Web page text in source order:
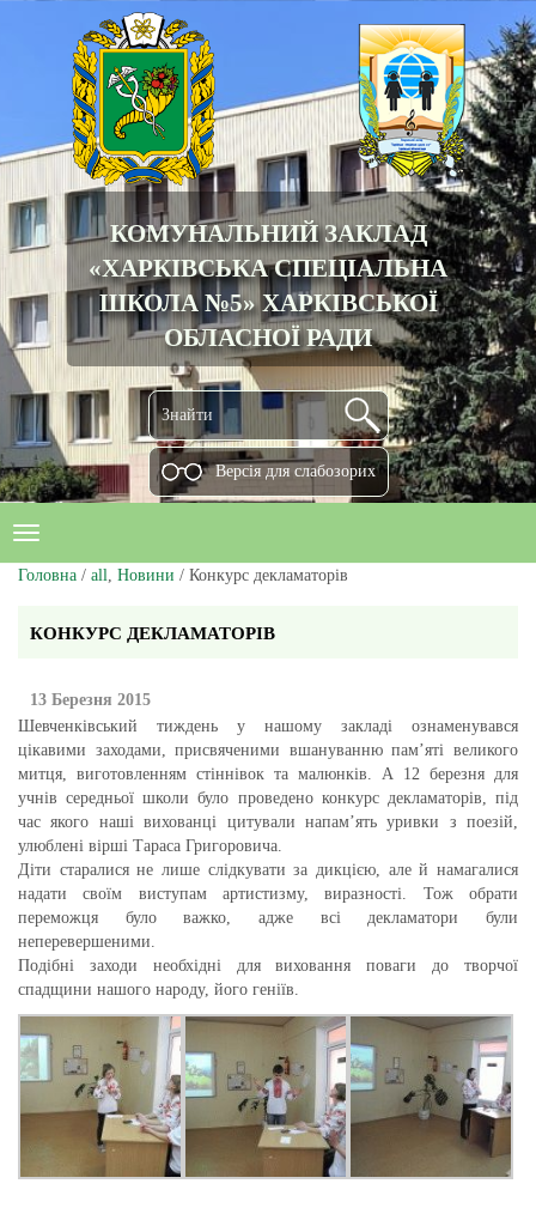
КОМУНАЛЬНИЙ ЗАКЛАД
«ХАРКІВСЬКА СПЕЦІАЛЬНА
ШКОЛА №5» ХАРКІВСЬКОЇ
ОБЛАСНОЇ РАДИ
Версiя для слабозорих
Головна / all, Новини / Конкурс декламаторів
КОНКУРС ДЕКЛАМАТОРІВ
13 Березня 2015
Шевченківський тиждень у нашому закладі ознаменувався
цікавими заходами, присвяченими вшануванню пам’яті великого
митця, виготовленням стіннівок та малюнків. А 12 березня для
учнів середньої школи було проведено конкурс декламаторів, під
час якого наші вихованці цитували напам’ять уривки з поезій,
улюблені вірші Тараса Григоровича.
Діти старалися не лише слідкувати за дикцією, але й намагалися
надати своїм виступам артистизму, виразності. Тож обрати
переможця було важко, адже всі декламатори були
неперевершеними.
Подібні заходи необхідні для виховання поваги до творчої
спадщини нашого народу, його геніїв.